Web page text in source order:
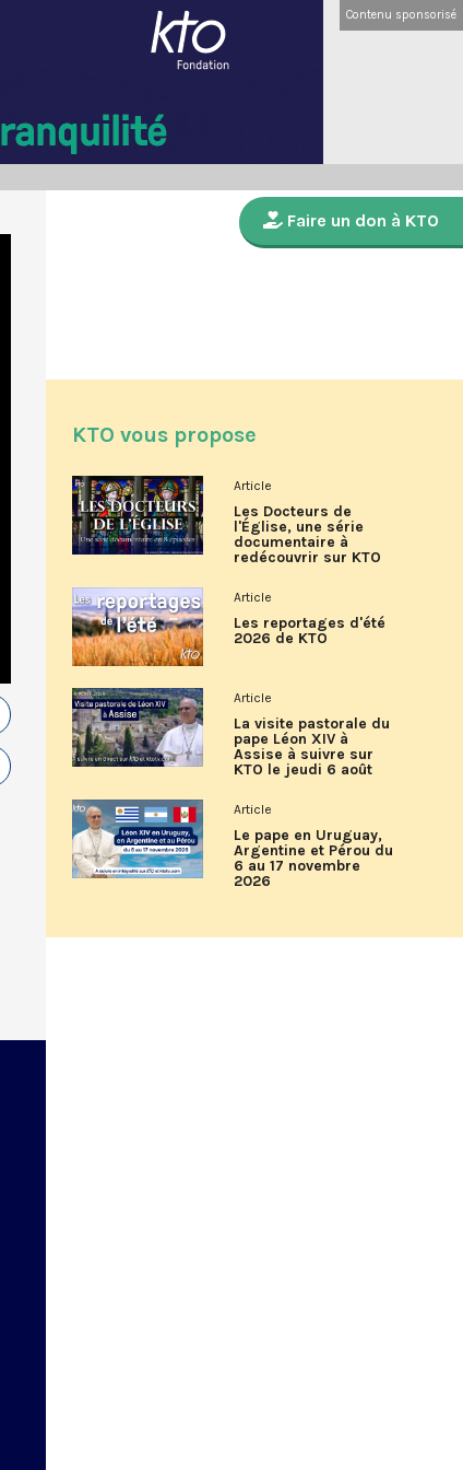
Contenu sponsorisé
Faire un don à KTO
KTO vous propose
Article
Les Docteurs de
l'Église, une série
documentaire à
redécouvrir sur KTO
Article
Les reportages d'été
2026 de KTO
Article
La visite pastorale du
pape Léon XIV à
Assise à suivre sur
KTO le jeudi 6 août
Article
Le pape en Uruguay,
Argentine et Pérou du
6 au 17 novembre
2026